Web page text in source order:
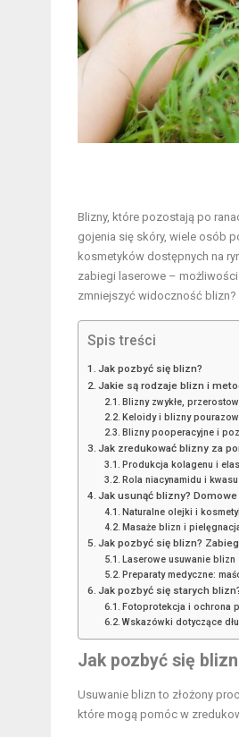
Blizny, które pozostają po
gojenia się skóry, wiele osób
kosmetyków dostępnych na
zabiegi laserowe –
zmniejszyć widoczność blizn?
Spis treści
Jak pozbyć się blizn?
Jakie są rodzaje blizn i
Blizny zwykłe,
Keloidy i blizny
Blizny pooperacyjne i
Jak zredukować blizny za
Produkcja kolagenu i
Rola niacynamidu i
Jak usunąć blizny?
Naturalne olejki i
Masaże blizn i
Jak pozbyć się blizn?
Laserowe usuwanie blizn
Preparaty medyczne:
Jak pozbyć się starych
Fotoprotekcja i ochrona
Wskazówki dotyczące
Jak pozbyć się
Usuwanie blizn to złożony
które mogą pomóc w